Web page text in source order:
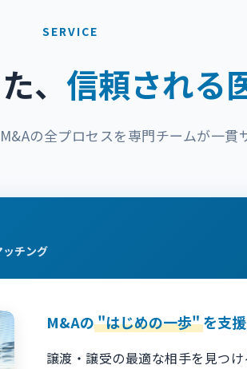
SERVICE
、 信頼される
の全プロセスを専門チームが一貫
チング
M&Aの"はじめの一歩"を支援
譲渡・譲受の最適な相手を見つけ